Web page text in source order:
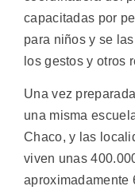
capacitadas por
para niños y se
los gestos y otros
Una vez
una misma
Chaco, y las
viven unas
aproximadamente